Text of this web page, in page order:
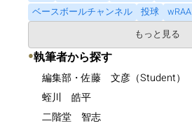
ベースボールチャンネル
投球 wRAA
もっと見る
●執筆者から探す
編集部・佐藤 文彦（Student）
蛭川 皓平
二階堂 智志